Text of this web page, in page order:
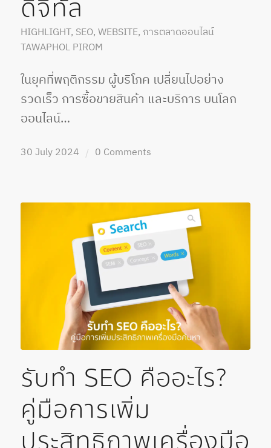
ดิจิทัล
HIGHLIGHT, SEO, WEBSITE, การตลาดออนไลน์
TAWAPHOL PIROM
ในยุคที่พฤติกรรม ผู้บริโภค เปลี่ยนไปอย่าง
รวดเร็ว การซื้อขายสินค้า และบริการ บนโลก
ออนไลน์…
30 July 2024 / 0 Comments
รับทำ SEO คืออะไร?
คู่มือการเพิ่ม